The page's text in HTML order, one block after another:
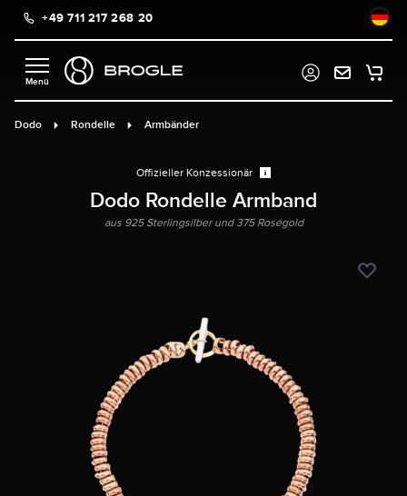
springen
+49 711 217 268 20
Dodo Rondelle Armbänder
Offizieller Konzessionär
Dodo Rondelle Armband
aus 925 Sterlingsilber und 375 Roségold